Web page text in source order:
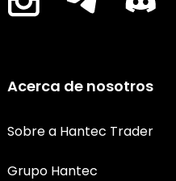
Acerca de nosotros
Sobre a Hantec Trader
Grupo Hantec